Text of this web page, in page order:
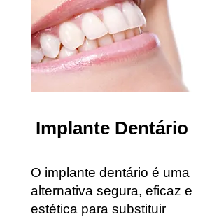
Implante Dentário
O implante dentário é uma
alternativa segura, eficaz e
estética para substituir